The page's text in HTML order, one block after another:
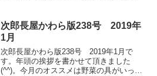
の事を「知らない」子どもたちが増えて
います。全く知ら...
次郎長屋かわら版238号 2019年
1月
次郎長屋かわら版238号 2019年1月で
す。年頭の挨拶を書かせて頂きました
(^^)。今月のオススメは野菜の具がいっぱ